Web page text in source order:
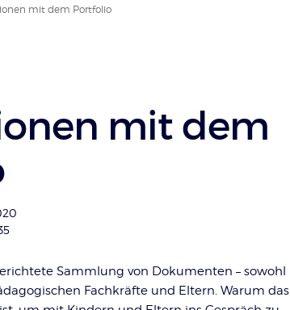
mit dem Portfolio
mit dem
Sammlung von Dokumenten – sowohl
Fachkräfte und Eltern. Warum das